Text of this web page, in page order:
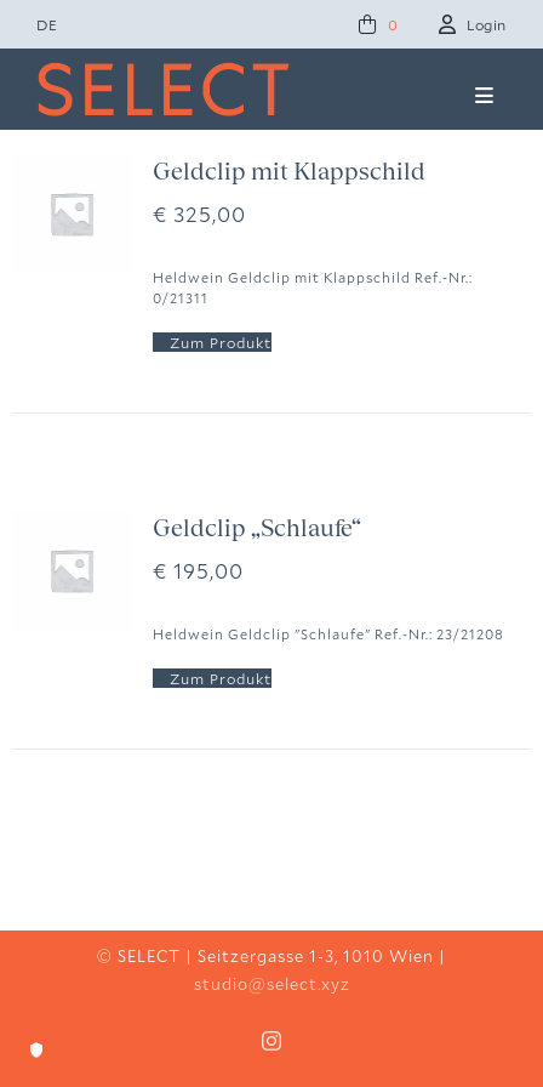
Zum
Inhalt
springen
DE 0 Login
Toggle
Concept Studio
Friends of Select
Ole Lynggaard
Kontakt
Geldclip mit Klappschild
€ 325,00
Heldwein Geldclip mit Klappschild Ref.-Nr.:
0/21311
Geldclip „Schlaufe“
€ 195,00
Heldwein Geldclip "Schlaufe" Ref.-Nr.: 23/21208
© SELECT | Seitzergasse 1-3, 1010 Wien |
studio@select.xyz
Instagram